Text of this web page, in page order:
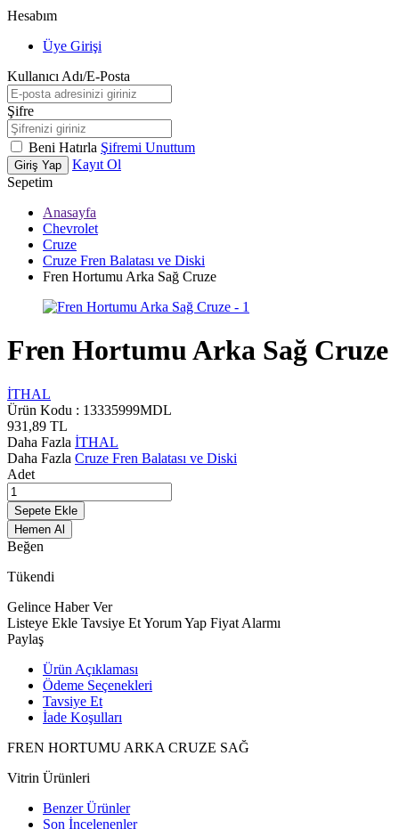
Hesabım
Üye Girişi
Kullanıcı Adı/E-Posta
Şifre
Beni Hatırla Şifremi Unuttum
Giriş Yap
Kayıt Ol
Sepetim
Anasayfa
Chevrolet
Cruze
Cruze Fren Balatası ve Diski
Fren Hortumu Arka Sağ Cruze
Fren Hortumu Arka Sağ Cruze
İTHAL
Ürün Kodu : 13335999MDL
931,89 TL
Daha Fazla İTHAL
Daha Fazla Cruze Fren Balatası ve Diski
Adet
Sepete Ekle
Hemen Al
Beğen
Tükendi
Gelince Haber Ver
Listeye Ekle Tavsiye EtYorum Yap Fiyat Alarmı
Paylaş
Ürün Açıklaması
Ödeme Seçenekleri
Tavsiye Et
İade Koşulları
FREN HORTUMU ARKA CRUZE SAĞ
Vitrin Ürünleri
Benzer Ürünler
Son İncelenenler